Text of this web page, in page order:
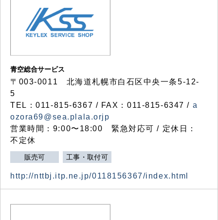
青空総合サービス
〒003-0011 北海道札幌市白石区中央一条5-12-
5
TEL：011-815-6367 / FAX：011-815-6347 / a
ozora69@sea.plala.orjp
営業時間：9:00〜18:00 緊急対応可 / 定休日：
不定休
販売可 工事・取付可
http://nttbj.itp.ne.jp/0118156367/index.html